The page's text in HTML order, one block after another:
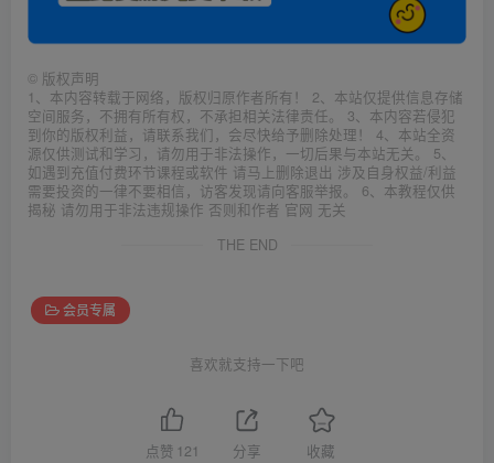
© 版权声明
1、本内容转载于网络，版权归原作者所有！ 2、本站仅提供信息存储
空间服务，不拥有所有权，不承担相关法律责任。 3、本内容若侵犯
到你的版权利益，请联系我们，会尽快给予删除处理！ 4、本站全资
源仅供测试和学习，请勿用于非法操作，一切后果与本站无关。 5、
如遇到充值付费环节课程或软件 请马上删除退出 涉及自身权益/利益
需要投资的一律不要相信，访客发现请向客服举报。 6、本教程仅供
揭秘 请勿用于非法违规操作 否则和作者 官网 无关
THE END
会员专属
喜欢就支持一下吧
点赞 121 分享 收藏